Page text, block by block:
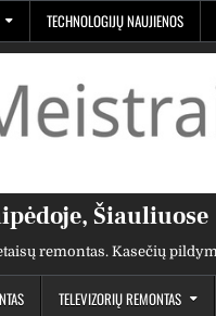
TECHNOLOGIJŲ NAUJIENOS
Šiauliuose
remontas. Kasečių
TELEVIZORIŲ REMONTAS